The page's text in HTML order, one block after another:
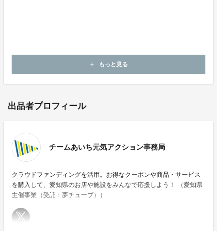
add もっと見る
出品者プロフィール
チームあいち元気アクション事務局
クラウドファンディングを活用。お得なクーポンや商品・サービス
を購入して、愛知県のお店や施設をみんなで応援しよう！ （愛知県
主催事業（受託：夢チューブ））